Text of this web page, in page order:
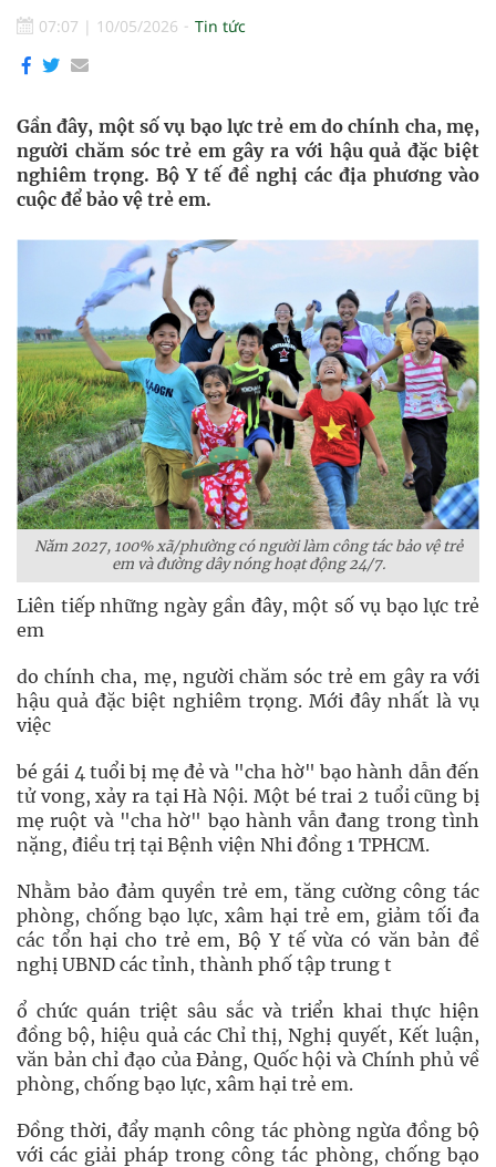
07:07 | 10/05/2026 Tin tức
Gần đây, một số vụ bạo lực trẻ em do chính cha, mẹ,
người chăm sóc trẻ em gây ra với hậu quả đặc biệt
nghiêm trọng. Bộ Y tế đề nghị các địa phương vào
cuộc để bảo vệ trẻ em.
Năm 2027, 100% xã/phường có người làm công tác bảo vệ trẻ
em và đường dây nóng hoạt động 24/7.
Liên tiếp những ngày gần đây, một số vụ bạo lực trẻ
em
do chính cha, mẹ, người chăm sóc trẻ em gây ra với
hậu quả đặc biệt nghiêm trọng. Mới đây nhất là vụ
việc
bé gái 4 tuổi bị mẹ đẻ và "cha hờ" bạo hành dẫn đến
tử vong, xảy ra tại Hà Nội. Một bé trai 2 tuổi cũng bị
mẹ ruột và "cha hờ" bạo hành vẫn đang trong tình
nặng, điều trị tại Bệnh viện Nhi đồng 1 TPHCM.
Nhằm bảo đảm quyền trẻ em, tăng cường công tác
phòng, chống bạo lực, xâm hại trẻ em, giảm tối đa
các tổn hại cho trẻ em, Bộ Y tế vừa có văn bản đề
nghị UBND các tỉnh, thành phố tập trung t
ổ chức quán triệt sâu sắc và triển khai thực hiện
đồng bộ, hiệu quả các Chỉ thị, Nghị quyết, Kết luận,
văn bản chỉ đạo của Đảng, Quốc hội và Chính phủ về
phòng, chống bạo lực, xâm hại trẻ em.
Đồng thời, đẩy mạnh công tác phòng ngừa đồng bộ
với các giải pháp trong công tác phòng, chống bạo